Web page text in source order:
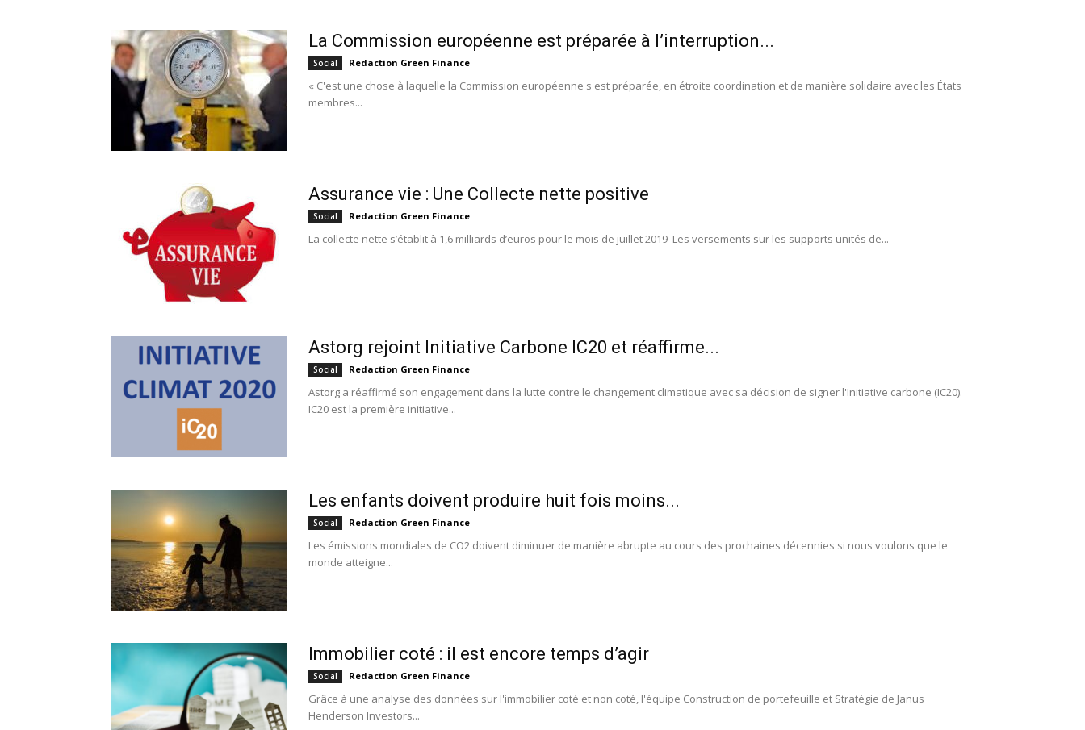
La Commission européenne est préparée à l’interruption...
Social Redaction Green Finance
« C'est une chose à laquelle la Commission européenne s'est préparée, en étroite coordination et de manière solidaire avec les États
membres...
Assurance vie : Une Collecte nette positive
Social Redaction Green Finance
La collecte nette s’établit à 1,6 milliards d’euros pour le mois de juillet 2019 Les versements sur les supports unités de...
Astorg rejoint Initiative Carbone IC20 et réaffirme...
Social Redaction Green Finance
Astorg a réaffirmé son engagement dans la lutte contre le changement climatique avec sa décision de signer l'Initiative carbone (IC20).
IC20 est la première initiative...
Les enfants doivent produire huit fois moins...
Social Redaction Green Finance
Les émissions mondiales de CO2 doivent diminuer de manière abrupte au cours des prochaines décennies si nous voulons que le
monde atteigne...
Immobilier coté : il est encore temps d’agir
Social Redaction Green Finance
Grâce à une analyse des données sur l'immobilier coté et non coté, l'équipe Construction de portefeuille et Stratégie de Janus
Henderson Investors...